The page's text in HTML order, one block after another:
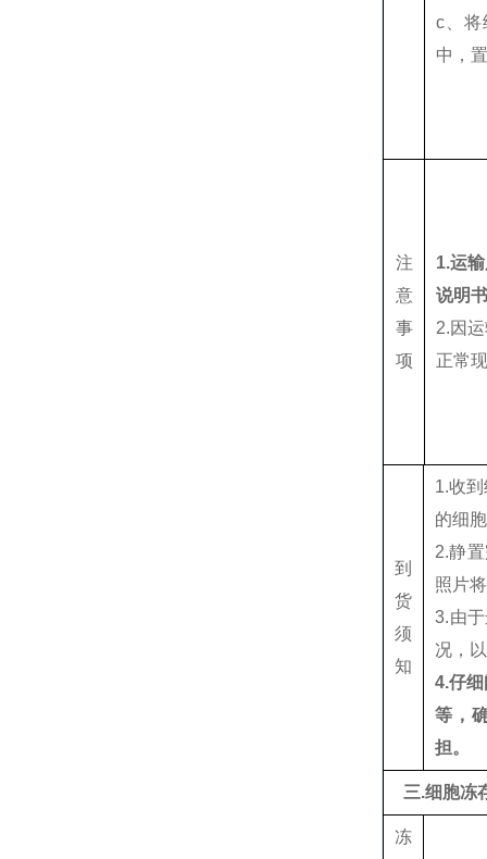
c、将
中，
注
意
事
项
1.运
说明
2.因
正常
到
货
须
知
1.收
的细
2.静
照片
3.由
况，
4.仔
等，
担。
三.细胞冻
冻